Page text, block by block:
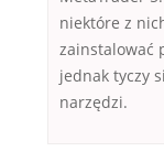
niektóre z
zainstalować
jednak tyczy
narzędzi.